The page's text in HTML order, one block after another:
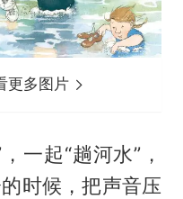
更多图片
一起“趟河水”，
时候，把声音压